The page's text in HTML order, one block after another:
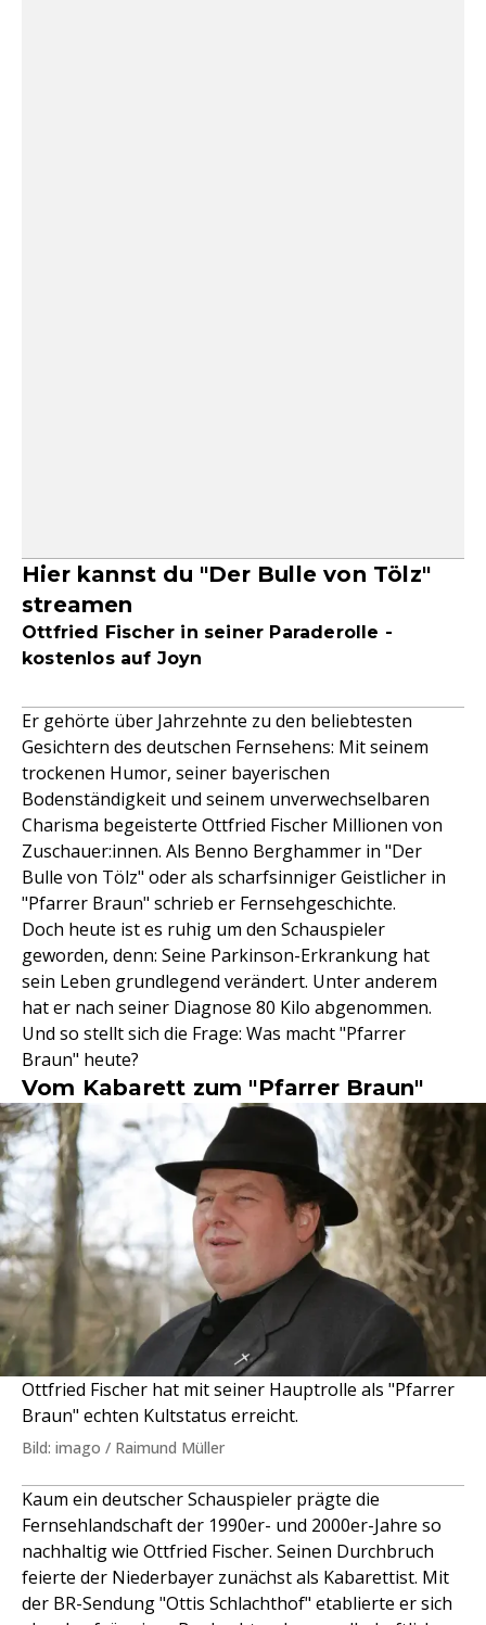
Hier kannst du "Der Bulle von Tölz"
streamen
Ottfried Fischer in seiner Paraderolle -
kostenlos auf Joyn
Er gehörte über Jahrzehnte zu den beliebtesten
Gesichtern des deutschen Fernsehens: Mit seinem
trockenen Humor, seiner bayerischen
Bodenständigkeit und seinem unverwechselbaren
Charisma begeisterte Ottfried Fischer Millionen von
Zuschauer:innen. Als Benno Berghammer in "Der
Bulle von Tölz" oder als scharfsinniger Geistlicher in
"Pfarrer Braun" schrieb er Fernsehgeschichte.
Doch heute ist es ruhig um den Schauspieler
geworden, denn: Seine Parkinson-Erkrankung hat
sein Leben grundlegend verändert. Unter anderem
hat er nach seiner Diagnose 80 Kilo abgenommen.
Und so stellt sich die Frage: Was macht "Pfarrer
Braun" heute?
Vom Kabarett zum "Pfarrer Braun"
Ottfried Fischer hat mit seiner Hauptrolle als "Pfarrer
Braun" echten Kultstatus erreicht.
Bild: imago / Raimund Müller
Kaum ein deutscher Schauspieler prägte die
Fernsehlandschaft der 1990er- und 2000er-Jahre so
nachhaltig wie Ottfried Fischer. Seinen Durchbruch
feierte der Niederbayer zunächst als Kabarettist. Mit
der BR-Sendung "Ottis Schlachthof" etablierte er sich